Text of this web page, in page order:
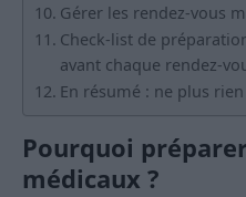
Gérer les rendez-vous
Check-list de
avant chaque rendez-
En résumé : ne plus
Pourquoi
médicaux ?